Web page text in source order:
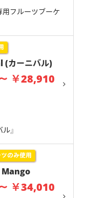
用フルーツブーケ
カーニバル)
￥28,910
』
のみ使用
Mango
￥34,010